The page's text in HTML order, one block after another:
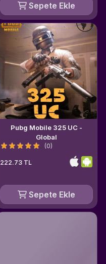
Sepete Ekle
Pubg Mobile 325 UC -
Global
(0)
222.73 TL
Sepete Ekle